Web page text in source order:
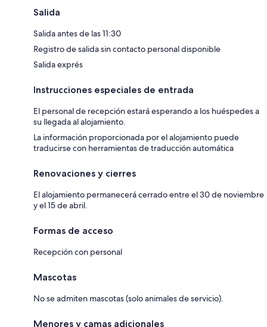
Salida
Salida antes de las 11:30
Registro de salida sin contacto personal disponible
Salida exprés
Instrucciones especiales de entrada
El personal de recepción estará esperando a los huéspedes a
su llegada al alojamiento.
La información proporcionada por el alojamiento puede
traducirse con herramientas de traducción automática
Renovaciones y cierres
El alojamiento permanecerá cerrado entre el 30 de noviembre
y el 15 de abril.
Formas de acceso
Recepción con personal
Mascotas
No se admiten mascotas (solo animales de servicio).
Menores y camas adicionales